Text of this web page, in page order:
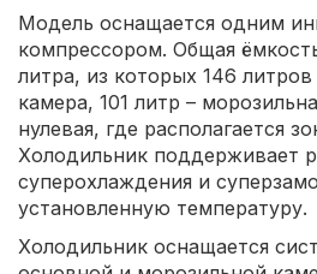
Модель оснащается одним
компрессором. Общая
литра, из которых 146 литров
камера, 101 литр –
нулевая, где располагается
Холодильник поддерживает
суперохлаждения и
установленную температуру.
Холодильник оснащается